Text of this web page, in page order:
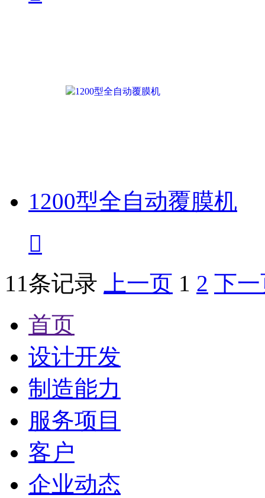
1200型全自动覆膜机

11条记录
上一页 1 2 下
首页
设计开发
制造能力
服务项目
客户
企业动态